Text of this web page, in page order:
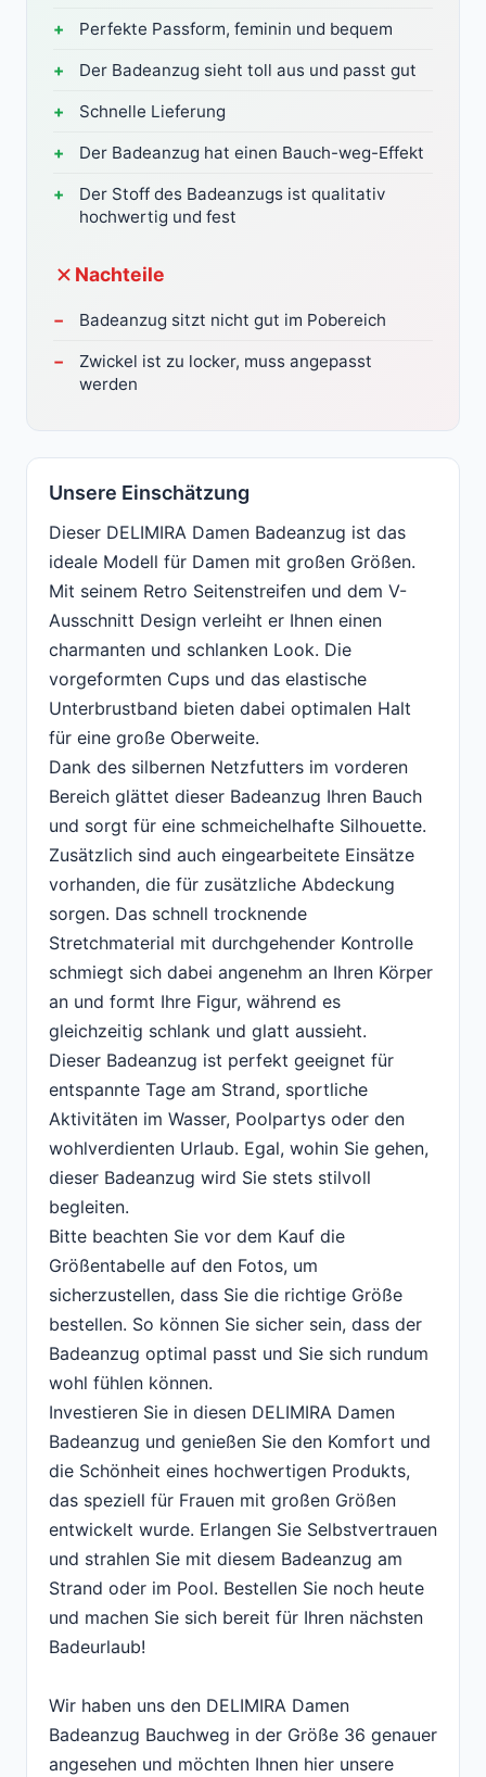
Perfekte Passform, feminin und bequem
Der Badeanzug sieht toll aus und passt gut
Schnelle Lieferung
Der Badeanzug hat einen Bauch-weg-Effekt
Der Stoff des Badeanzugs ist qualitativ
hochwertig und fest
Nachteile
Badeanzug sitzt nicht gut im Pobereich
Zwickel ist zu locker, muss angepasst
werden
Unsere Einschätzung
Dieser DELIMIRA Damen Badeanzug ist das
ideale Modell für Damen mit großen Größen.
Mit seinem Retro Seitenstreifen und dem V-
Ausschnitt Design verleiht er Ihnen einen
charmanten und schlanken Look. Die
vorgeformten Cups und das elastische
Unterbrustband bieten dabei optimalen Halt
für eine große Oberweite.
Dank des silbernen Netzfutters im vorderen
Bereich glättet dieser Badeanzug Ihren Bauch
und sorgt für eine schmeichelhafte Silhouette.
Zusätzlich sind auch eingearbeitete Einsätze
vorhanden, die für zusätzliche Abdeckung
sorgen. Das schnell trocknende
Stretchmaterial mit durchgehender Kontrolle
schmiegt sich dabei angenehm an Ihren Körper
an und formt Ihre Figur, während es
gleichzeitig schlank und glatt aussieht.
Dieser Badeanzug ist perfekt geeignet für
entspannte Tage am Strand, sportliche
Aktivitäten im Wasser, Poolpartys oder den
wohlverdienten Urlaub. Egal, wohin Sie gehen,
dieser Badeanzug wird Sie stets stilvoll
begleiten.
Bitte beachten Sie vor dem Kauf die
Größentabelle auf den Fotos, um
sicherzustellen, dass Sie die richtige Größe
bestellen. So können Sie sicher sein, dass der
Badeanzug optimal passt und Sie sich rundum
wohl fühlen können.
Investieren Sie in diesen DELIMIRA Damen
Badeanzug und genießen Sie den Komfort und
die Schönheit eines hochwertigen Produkts,
das speziell für Frauen mit großen Größen
entwickelt wurde. Erlangen Sie Selbstvertrauen
und strahlen Sie mit diesem Badeanzug am
Strand oder im Pool. Bestellen Sie noch heute
und machen Sie sich bereit für Ihren nächsten
Badeurlaub!
Wir haben uns den DELIMIRA Damen
Badeanzug Bauchweg in der Größe 36 genauer
angesehen und möchten Ihnen hier unsere